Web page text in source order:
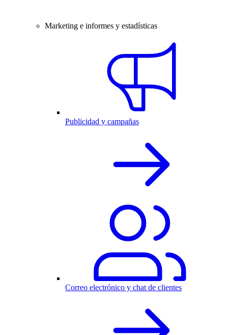
Marketing e informes y estadísticas
Publicidad y campañas
Correo electrónico y chat de clientes